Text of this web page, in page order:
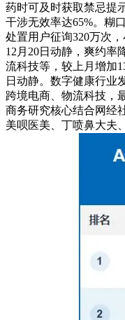
药时可及时获取禁忌提
干涉无效率达65%。糊
处置用户征询320万次
12月20日动静，爽约率
流科技等，较上月增加
日动静。数字健康行业
跨境电商、物流科技，
商务研究核心结合网经
美呗医美、丁喷鼻大夫